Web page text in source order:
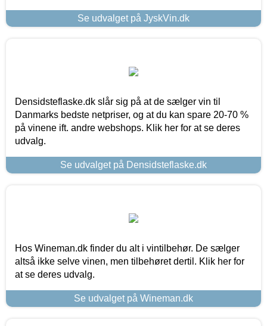
Se udvalget på JyskVin.dk
Densidsteflaske.dk slår sig på at de sælger vin til
Danmarks bedste netpriser, og at du kan spare 20-70 %
på vinene ift. andre webshops. Klik her for at se deres
udvalg.
Se udvalget på Densidsteflaske.dk
Hos Wineman.dk finder du alt i vintilbehør. De sælger
altså ikke selve vinen, men tilbehøret dertil. Klik her for
at se deres udvalg.
Se udvalget på Wineman.dk